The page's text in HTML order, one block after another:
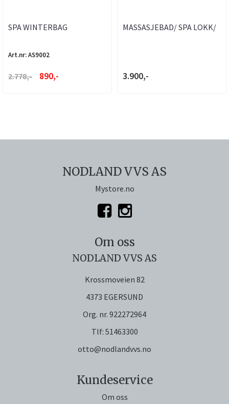
SPA WINTERBAG
Art.nr: AS9002
2.778,- 890,-
MASSASJEBAD/ SPA LOKK/
3.900,-
NODLAND VVS AS
Mystore.no
Om oss
NODLAND VVS AS
Krossmoveien 82
4373 EGERSUND
Org. nr. 922272964
Tlf: 51463300
otto@nodlandvvs.no
Kundeservice
Om oss